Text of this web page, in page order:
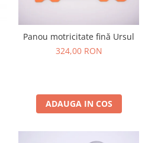
Panou motricitate fină Ursul
324,00 RON
ADAUGA IN COS